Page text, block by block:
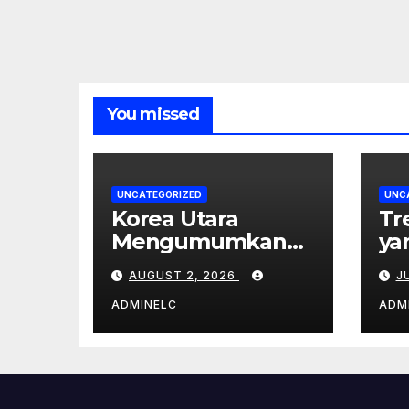
You missed
UNCATEGORIZED
Korea Utara
Mengumumkan
Tindakan Balasan
Terhadap Sanksi
Internasional
AUGUST 2, 2026
ADMINELC